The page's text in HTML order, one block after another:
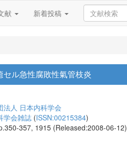
献 新着投稿
セル急性腐敗性氣管枝炎
法人 日本内科学会
学会雑誌 (ISSN:00215384)
357, 1915 (Released:2008-06-12)